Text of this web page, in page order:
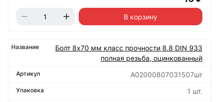
В корзину
Болт 8х70 мм класс прочности 8.8 DIN 933
полная резьба, оцинкованный
А02000807031507шт
1 шт.